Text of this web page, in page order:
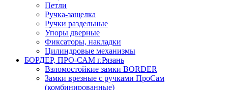
Петли
Ручка-защелка
Ручки раздельные
Упоры дверные
Фиксаторы, накладки
Цилиндровые механизмы
БОРДЕР, ПРО-САМ г.Рязань
Взломостойкие замки BORDER
Замки врезные с ручками ПроСам
(комбинированные)